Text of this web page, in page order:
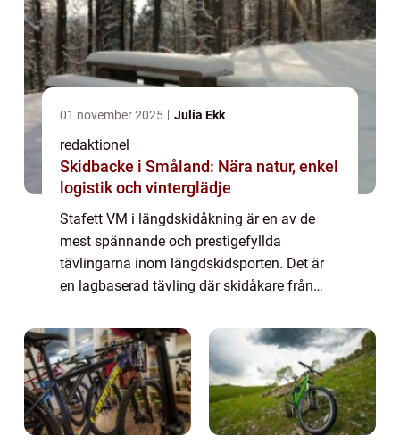
01 november 2025 Julia Ekk
redaktionel
Skidbacke i Småland: Nära natur, enkel
logistik och vinterglädje
Stafett VM i längdskidåkning är en av de
mest spännande och prestigefyllda
tävlingarna inom längdskidsporten. Det är
en lagbaserad tävling där skidåkare från
distanser och tekniker. Under tävlingen
överförs en...